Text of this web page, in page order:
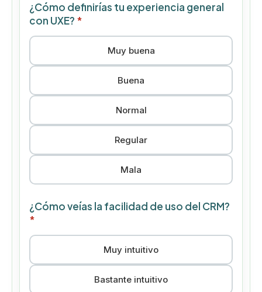
¿Cómo definirías tu experiencia general
con UXE? *
Muy buena
Buena
Normal
Regular
Mala
¿Cómo veías la facilidad de uso del CRM?
*
Muy intuitivo
Bastante intuitivo